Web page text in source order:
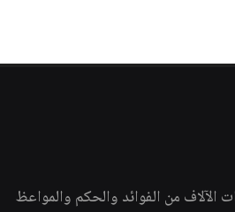
من الفوائد والحكم والمواعظ